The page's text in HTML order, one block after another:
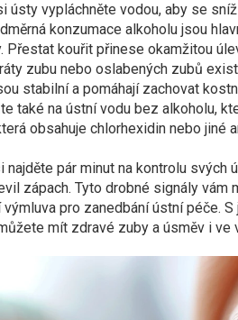
ústy vypláchněte vodou, aby se
konzumace alkoholu jsou
Přestat kouřit přinese okamžitou
zubu nebo oslabených zubů
stabilní a pomáhají zachovat
také na ústní vodu bez alkoholu,
obsahuje chlorhexidin nebo jiné
najděte pár minut na kontrolu
zápach. Tyto drobné signály vám
výmluva pro zanedbání ústní péče.
mít zdravé zuby a úsměv i ve